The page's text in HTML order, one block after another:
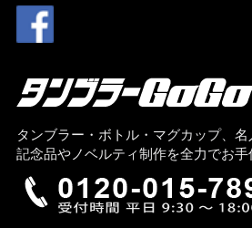
タンブラー・ボトル・マグカップ、
記念品やノベルティ制作を全力でお手